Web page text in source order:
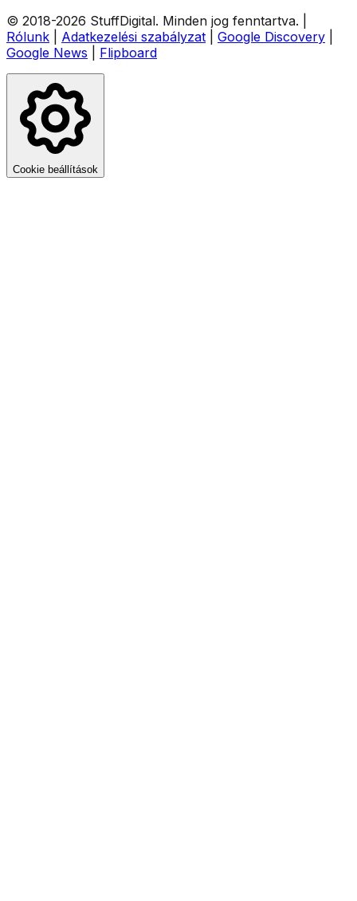
© 2018-2026 StuffDigital. Minden jog fenntartva.
Rólunk
Adatkezelési szabályzat Google Discovery
Google News
Flipboard
Cookie beállítások